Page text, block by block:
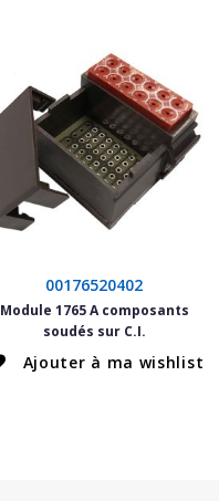
00176520402
Module 1765 A composants
soudés sur C.I.
Ajouter à ma wishlist